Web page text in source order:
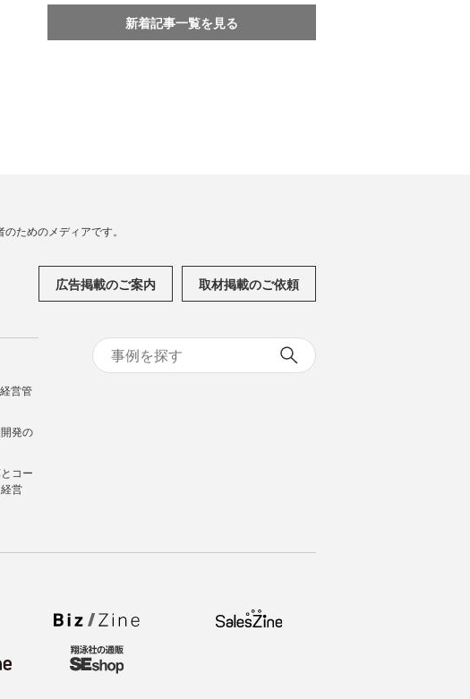
新着記事一覧を見る
ためのメディアです。
広告掲載のご案内 取材掲載のご依頼
営管
発の
コー
営